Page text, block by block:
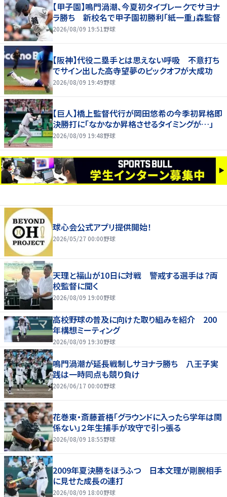
【甲子園】鳴門渦潮、今夏初タイブレークでサヨナ
ラ勝ち 新校名で甲子園初勝利「紙一重」森監督
2026/08/09 19:51 野球
【阪神】代役二塁手とは思えない呼吸 不意打ち
でサイン出した高寺望夢のピックオフが大成功
2026/08/09 19:49野球
【巨人】橋上監督代行が岡田悠希の今季初昇格即
決勝打に「なかなか昇格させるタイミングが…」
2026/08/09 19:48野球
球心会公式アプリ提供開始！
2026/05/27 00:00野球
天理と福山が10日に対戦 警戒する選手は？両
校監督に聞く
2026/08/09 19:00野球
高校野球の普及に向けた取り組みを紹介 200
年構想ミーティング
2026/08/09 19:30野球
鳴門渦潮が延長戦制しサヨナラ勝ち 八王子実
践は一時同点も競り負け
2026/06/17 00:00野球
花巻東・斎藤蒼梧「グラウンドに入ったら学年は関
係ない」２年生捕手が攻守で引っ張る
2026/08/09 18:55野球
2009年夏決勝をほうふつ 日本文理が剛腕相手
に見せた成長の連打
2026/08/09 18:00野球